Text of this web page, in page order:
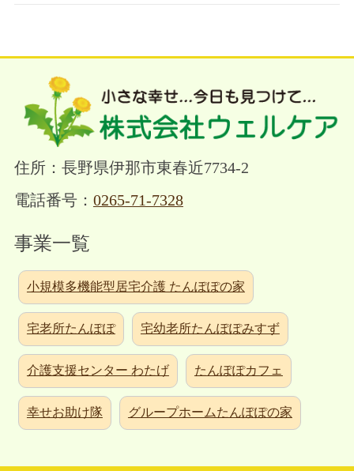
住所：長野県伊那市東春近7734-2
電話番号： 0265-71-7328
事業一覧
小規模多機能型居宅介護 たんぽぽの家
宅老所たんぽぽ 宅幼老所たんぽぽみすず
介護支援センター わたげ たんぽぽカフェ
幸せお助け隊 グループホームたんぽぽの家